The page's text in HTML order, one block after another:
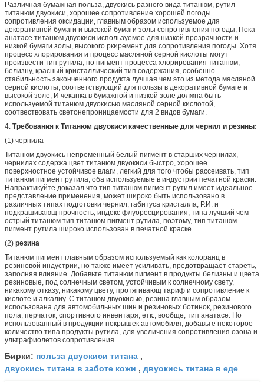
Различная бумажная польза, двуокись разного вида титанюм, рутил
титанюм двуокиси, хорошее сопротивление хорошей погоды
сопротивления оксидации, главным образом используемое для
декоративной бумаги и высокой бумаги золы сопротивления погоды; Пока
анатасе титанюм двуокиси используемое для низкой прозрачности и
низкой бумаги золы, высокого ркиремент для сопротивления погоды. Хотя
процесс хлорирования и процесс масляной серной кислоты могут
произвести тип рутила, но пигмент процесса хлорирования титанюм,
белизну, красный кристаллический тип содержания, особенно
стабильность законченного продукта лучшая чем это из метода масляной
серной кислоты, соответствующий для пользы в декоративной бумаге и
высокой золе; И чеканка в бумажной и низкой золе должна быть
используемой титанюм двуокисью масляной серной кислотой,
соотвествовать светонепроницаемости для 2 видов бумаги.
4. Требования к Титанюм двуокиси качественные для чернил и резины:
(1) чернила
Титанюм двуокись непременный белый пигмент в старших чернилах,
чернилах содержа цвет титанюм двуокиси быстро, хорошее
поверхностное устойчивое влаги, легкий для того чтобы рассеивать, тип
титанюм пигмент рутила, оба используемые в индустрии печатной краски.
Напрактикуйте доказал что тип титанюм пигмент рутил имеет идеальное
представление применения, может широко быть использовано в
различных типах подготовки чернил, габитуса кристалла, Р.И. и
подкрашивающ прочность, индекс флуоресцирования, типа лучший чем
острый титанюм тип титанюм пигмент рутила, поэтому, тип титанюм
пигмент рутила широко использован в печатной краске.
(2) резина
Титанюм пигмент главным образом используемый как колоранц в
резиновой индустрии, но также имеет усиливать, предотвращает стареть,
заполняя влияние. Добавьте титанюм пигмент в продукты белизны и цвета
резиновые, под солнечным светом, устойчивым к солнечному свету,
никакому отказу, никакому цвету, протягивающ тариф и сопротивление к
кислоте и алкалиу. С титанюм двуокисью, резина главным образом
использована для автомобильных шин и резиновых ботинок, резинового
пола, перчаток, спортивного инвентаря, етк., вообще, тип анатасе. Но
использованный в продукции покрышек автомобиля, добавьте некоторое
количество типа продукты рутила, для увеличения сопротивления озона и
ультрафиолетов сопротивления.
Бирки: польза двуокиси титана ,
двуокись титана в заботе кожи , двуокись титана в еде